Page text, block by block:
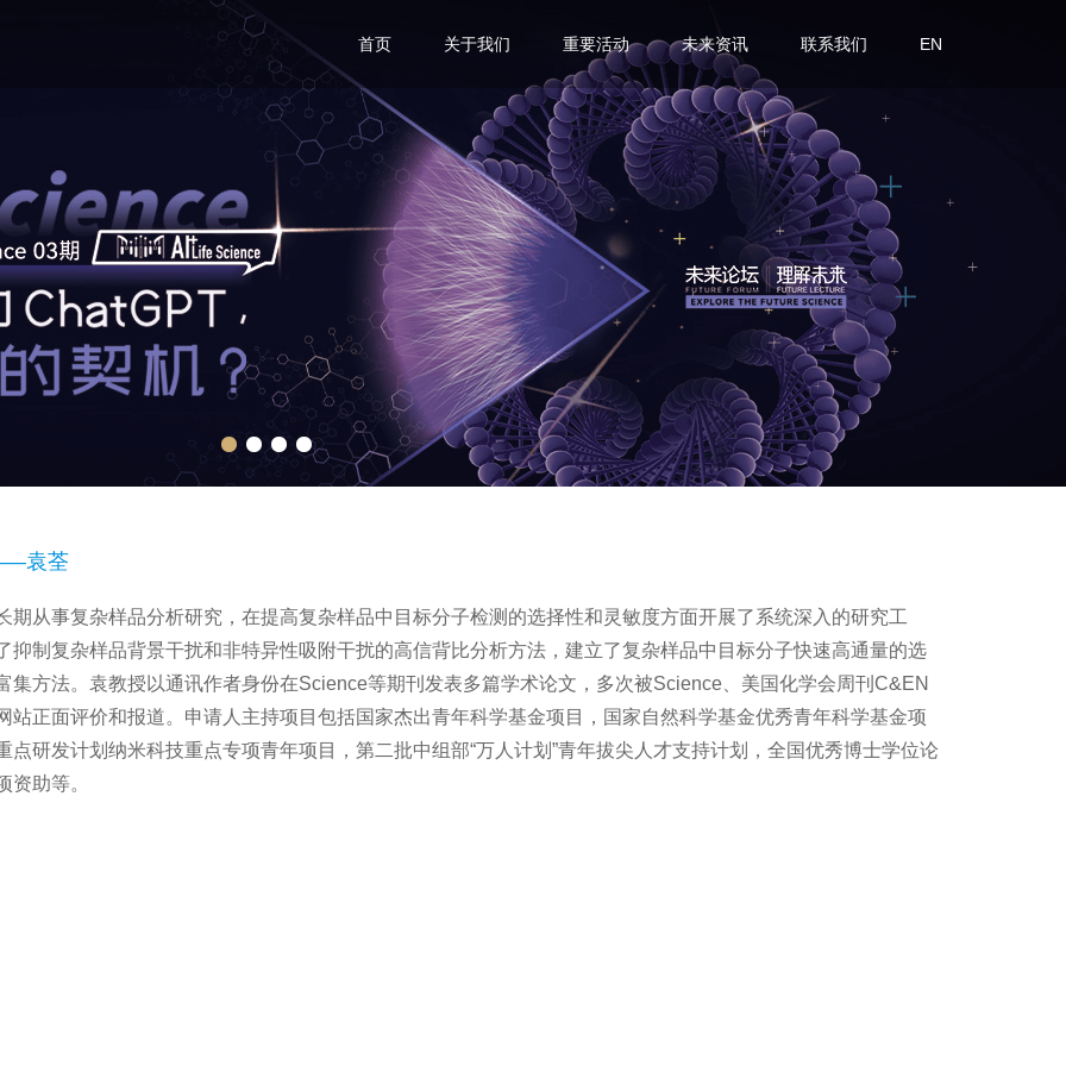
首页 关于我们 重要活动 未来资讯 联系我们 EN
袁荃
期从事复杂样品分析研究，在提高复杂样品中目标分子检测的选择性和灵敏度方面开展了系统深入的研究工
抑制复杂样品背景干扰和非特异性吸附干扰的高信背比分析方法，建立了复杂样品中目标分子快速高通量的选
集方法。袁教授以通讯作者身份在Science等期刊发表多篇学术论文，多次被Science、美国化学会周刊C&EN
站正面评价和报道。申请人主持项目包括国家杰出青年科学基金项目，国家自然科学基金优秀青年科学基金项
点研发计划纳米科技重点专项青年项目，第二批中组部“万人计划”青年拔尖人才支持计划，全国优秀博士学位论
资助等。